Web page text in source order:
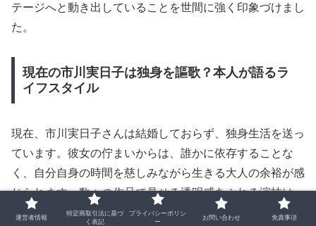
テージへと動き出していることを世間に強く印象づけまし
た。
現在の市川実日子は独身を謳歌？本人が語るラ
イフスタイル
現在、市川実日子さんは結婚しておらず、独身生活を送っ
ています。彼女の佇まいからは、誰かに依存することな
く、自分自身の時間を慈しみながら生きる大人の余裕が感
じられます。数々の作品で見せる透明感あふれる演技は、
私生活における精神的な自立や、穏やかな日々の積み重ね
運営者情報
特定商取引法に基づ
く表記
プライバシーポリシ
ー
お問い合わせ 免責事項